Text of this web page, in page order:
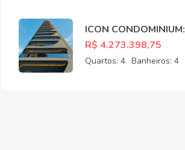
ICON CONDOMINIUM:
APARTAMENTOS NO
MEIRELES EM
FORTALEZA CE
R$ 4.273.398,75
Quartos: 4 Banheiros: 4